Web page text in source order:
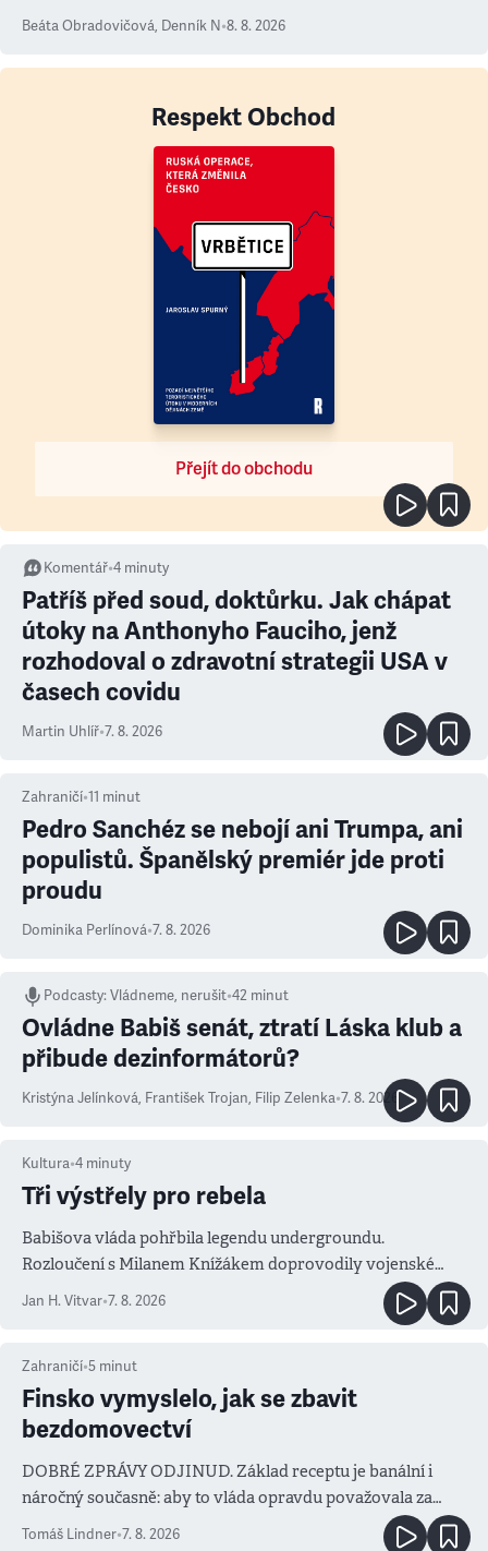
Beáta Obradovičová, Denník N•8. 8. 2026
Respekt Obchod
Přejít do obchodu
Komentář•4 minuty
Patříš před soud, doktůrku. Jak chápat
útoky na Anthonyho Fauciho, jenž
rozhodoval o zdravotní strategii USA v
časech covidu
Martin Uhlíř•7. 8. 2026
Zahraničí•11 minut
Pedro Sanchéz se nebojí ani Trumpa, ani
populistů. Španělský premiér jde proti
proudu
Dominika Perlínová•7. 8. 2026
Podcasty:Vládneme, nerušit•42 minut
Ovládne Babiš senát, ztratí Láska klub a
přibude dezinformátorů?
Kristýna Jelínková, František Trojan, Filip Zelenka•7. 8. 2026
Kultura•4 minuty
Tři výstřely pro rebela
Babišova vláda pohřbila legendu undergroundu.
Rozloučení s Milanem Knížákem doprovodily vojenské
salvy i kritika pokrokářů
Jan H. Vitvar•7. 8. 2026
Zahraničí•5 minut
Finsko vymyslelo, jak se zbavit
bezdomovectví
DOBRÉ ZPRÁVY ODJINUD. Základ receptu je banální i
náročný současně: aby to vláda opravdu považovala za
prioritu
Tomáš Lindner•7. 8. 2026